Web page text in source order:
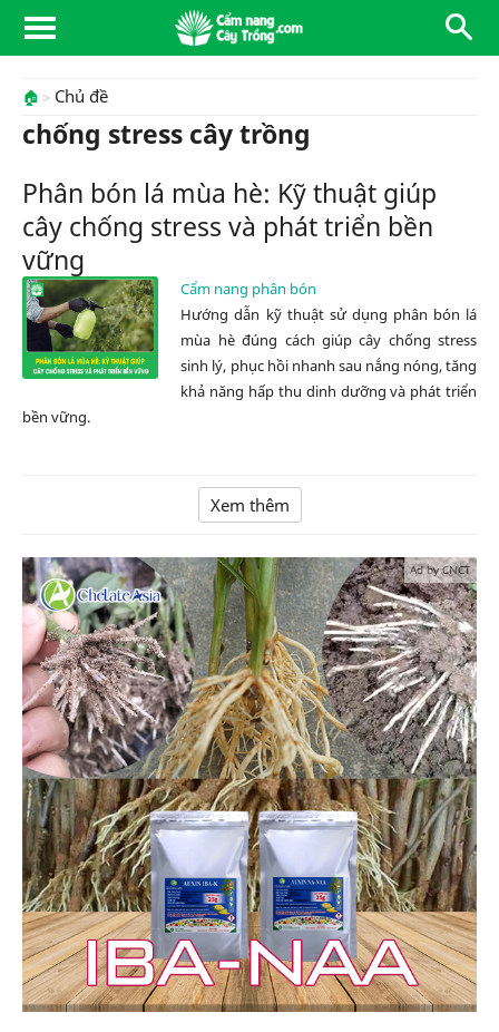
🏠 Chủ đề
chống stress cây trồng
Phân bón lá mùa hè: Kỹ thuật giúp
cây chống stress và phát triển bền
vững
Cẩm nang phân bón
Hướng dẫn kỹ thuật sử dụng phân bón lá
mùa hè đúng cách giúp cây chống stress
sinh lý, phục hồi nhanh sau nắng nóng, tăng
khả năng hấp thu dinh dưỡng và phát triển
bền vững.
Xem thêm
Ad by CNCT